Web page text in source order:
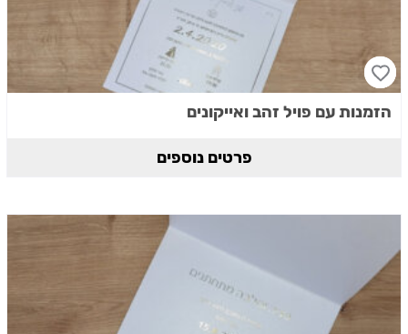
הזמנות עם פויל זהב ואייקונים
פרטים נוספים